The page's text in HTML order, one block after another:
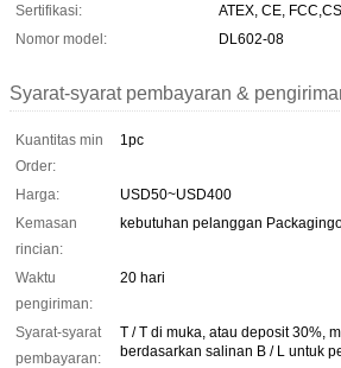
Sertifikasi:
ATEX, CE,
Nomor model:
DL602-08
Syarat-syarat pembayaran &
Kuantitas min
Order:
1pc
Harga:
USD50~USD400
Kemasan
rincian:
kebutuhan pelanggan
Waktu
pengiriman:
20 hari
Syarat-syarat
pembayaran:
T / T di muka, atau deposit 30%,
berdasarkan salinan B / L untuk